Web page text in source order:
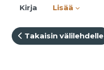
Kirja Lisää
Takaisin välilehdelle